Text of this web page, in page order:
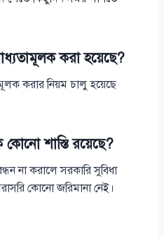
করা হয়েছে?
করার নিয়ম চালু হয়েছে
কোনো শাস্তি রয়েছে?
না করালে সরকারি সুবিধা
কোনো জরিমানা নেই।